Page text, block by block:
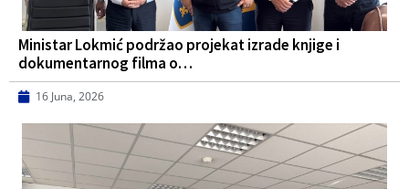
Ministar Lokmić podržao projekat izrade knjige i
dokumentarnog filma o…
16 Juna, 2026